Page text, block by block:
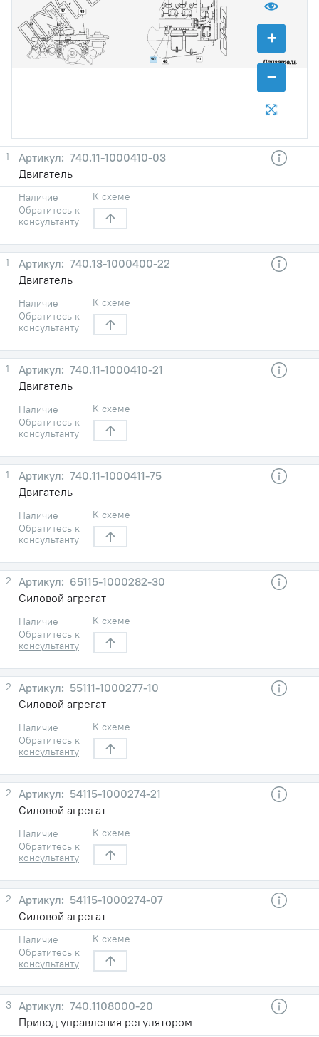
+
−
47
48
49
50 51
1
740.11-1000410-03
Двигатель
Наличие
Обратитесь к
консультанту
К схеме
1
740.13-1000400-22
Двигатель
Наличие
Обратитесь к
консультанту
К схеме
1
740.11-1000410-21
Двигатель
Наличие
Обратитесь к
консультанту
К схеме
1
740.11-1000411-75
Двигатель
Наличие
Обратитесь к
консультанту
К схеме
2
65115-1000282-30
Силовой агрегат
Наличие
Обратитесь к
консультанту
К схеме
2
55111-1000277-10
Силовой агрегат
Наличие
Обратитесь к
консультанту
К схеме
2
54115-1000274-21
Силовой агрегат
Наличие
Обратитесь к
консультанту
К схеме
2
54115-1000274-07
Силовой агрегат
Наличие
Обратитесь к
консультанту
К схеме
3
740.1108000-20
Привод управления регулятором